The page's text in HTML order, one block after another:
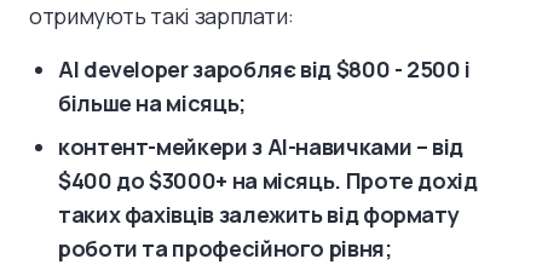
отримують такі зарплати:
AI developer заробляє від $800 - 2500 і
більше на місяць;
контент-мейкери з AI-навичками – від
$400 до $3000+ на місяць. Проте дохід
таких фахівців залежить від формату
роботи та професійного рівня;